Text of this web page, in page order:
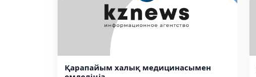
Қарапайым халық медицинасымен